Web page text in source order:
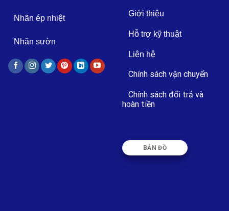
Nhãn ép nhiệt
Nhãn sườn
Giới thiệu
Hỗ trợ kỹ thuật
Liên hệ
Chính sách vận chuyển
Chính sách đổi trả và
hoàn tiền
BẢN ĐỒ